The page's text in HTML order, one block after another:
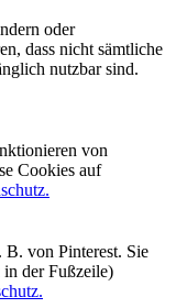
oder
dass nicht sämtliche
nutzbar sind.
von
Cookies auf
von Pinterest. Sie
der Fußzeile)